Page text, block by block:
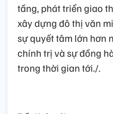
tầng, phát triển giao
xây dựng đô thị văn
sự quyết tâm lớn hơn
chính trị và sự đồng
trong thời gian tới./.